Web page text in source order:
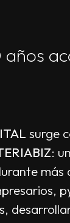
años
surge
:
más